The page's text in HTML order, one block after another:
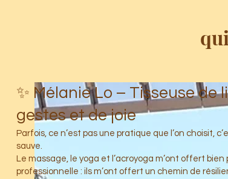
✨ Mélanie Lo – Tisseuse de
gestes et de joie
Parfois, ce n’est pas une pratique que l’on choisit,
sauve.
Le massage, le yoga et l’acroyoga m’ont offert bien
professionnelle : ils m’ont offert un chemin de